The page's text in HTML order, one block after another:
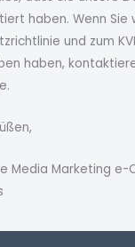
haben. Wenn Sie
und zum
haben,
Media Marketing e-